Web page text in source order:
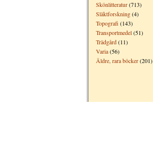
Skönlitteratur(713)
Släktforskning(4)
Topografi (143)
Transportmedel(51)
Trädgård(11)
Varia(56)
Äldre, rara böcker(201)